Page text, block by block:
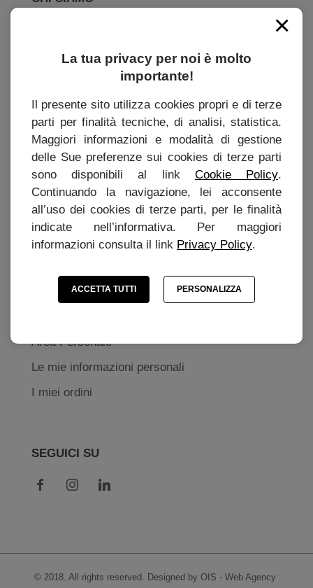
Come acquistare
INFORMAZIONI
Contatti
Condizioni generali di uso e vendita
Politica di privacy
Impostazioni dei cookie
Preferenze Cookie
Area Personale
Le mie informazioni personali
I miei ordini
SEGUICI SU
© 2018. All rights reserved. Designed by OIS - Web Agency
×
La tua privacy per noi è molto
importante!
Il presente sito utilizza cookies propri e di terze
parti per finalità tecniche, di analisi, statistica.
Maggiori informazioni e modalità di gestione
delle Sue preferenze sui cookies di terze parti
sono disponibili al link Cookie Policy.
Continuando la navigazione, lei acconsente
all’uso dei cookies di terze parti, per le finalità
indicate nell’informativa. Per maggiori
informazioni consulta il link Privacy Policy.
ACCETTA TUTTI PERSONALIZZA